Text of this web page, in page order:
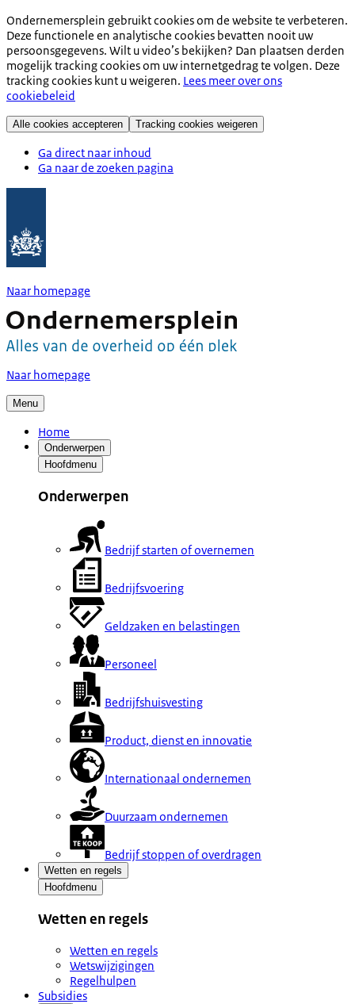
Ondernemersplein gebruikt cookies om de website te verbeteren.
Deze functionele en analytische cookies bevatten nooit uw
persoonsgegevens. Wilt u video’s bekijken? Dan plaatsen derden
mogelijk tracking cookies om uw internetgedrag te volgen. Deze
tracking cookies kunt u weigeren. Lees meer over ons
cookiebeleid
Alle cookies accepteren Tracking cookies weigeren
Ga direct naar inhoud
Ga naar de zoeken pagina
Naar homepage
Naar homepage
Menu
Home
Onderwerpen
Hoofdmenu
Onderwerpen
Bedrijf starten of overnemen
Bedrijfsvoering
Geldzaken en belastingen
Personeel
Bedrijfshuisvesting
Product, dienst en innovatie
Internationaal ondernemen
Duurzaam ondernemen
Bedrijf stoppen of overdragen
Wetten en regels
Hoofdmenu
Wetten en regels
Wetten en regels
Wetswijzigingen
Regelhulpen
Subsidies